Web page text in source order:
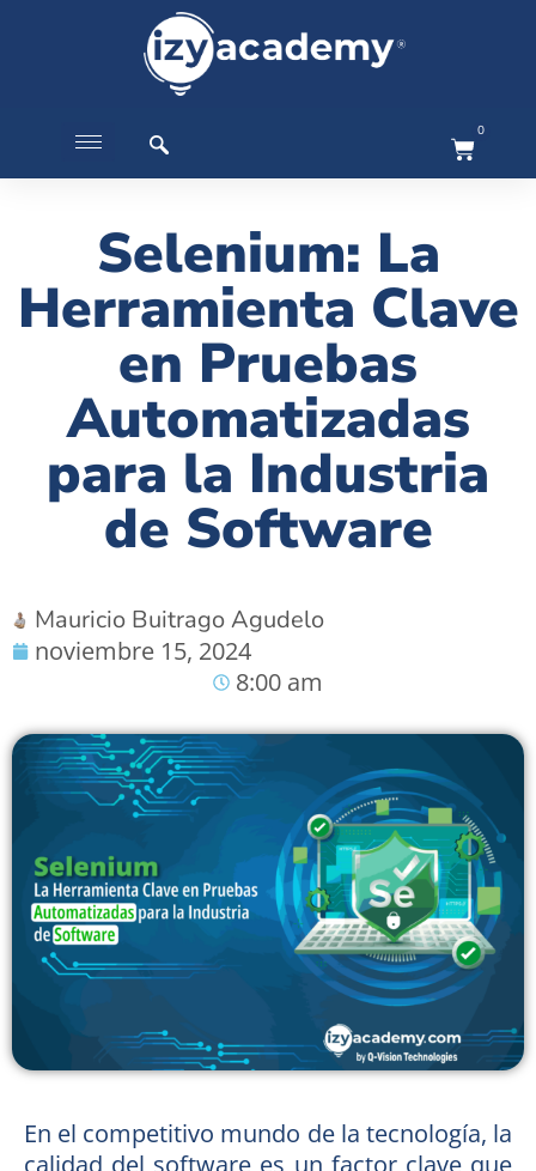
0
Selenium: La
Herramienta Clave
en Pruebas
Automatizadas
para la Industria
de Software
Mauricio Buitrago Agudelo
noviembre 15, 2024
8:00 am
En el competitivo mundo de la tecnología, la